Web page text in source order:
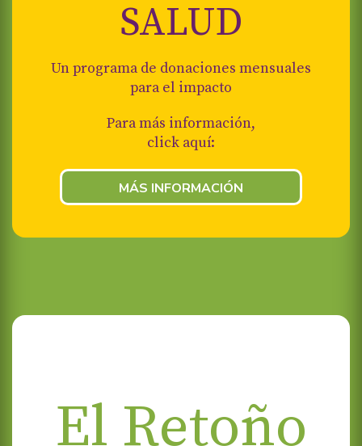
SALUD
Un programa de donaciones mensuales
para el impacto
Para más información,
click aquí:
MÁS INFORMACIÓN
El Retoño